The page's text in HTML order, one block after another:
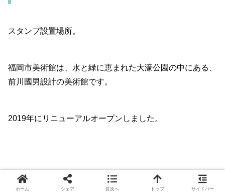
スタンプ設置場所。
福岡市美術館は、水と緑に恵まれた大濠公園の中にある、
前川國男設計の美術館です。
2019年にリニューアルオープンしました。
ホーム シェア 目次へ トップ サイドバー